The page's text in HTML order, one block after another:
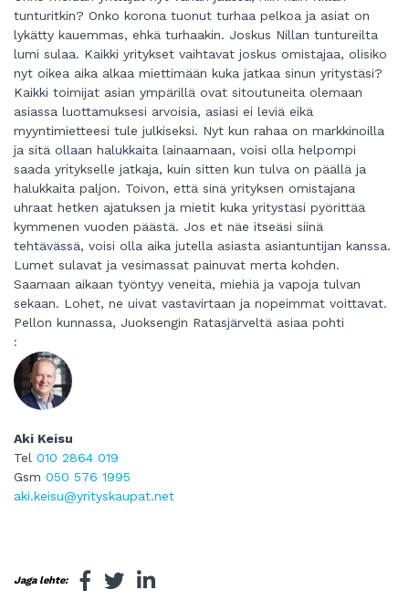
tunturitkin? Onko korona tuonut turhaa pelkoa ja asiat on
lykätty kauemmas, ehkä turhaakin. Joskus Nillan tuntureilta
lumi sulaa. Kaikki yritykset vaihtavat joskus omistajaa, olisiko
nyt oikea aika alkaa miettimään kuka jatkaa sinun yritystäsi?
Kaikki toimijat asian ympärillä ovat sitoutuneita olemaan
asiassa luottamuksesi arvoisia, asiasi ei leviä eikä
myyntimietteesi tule julkiseksi. Nyt kun rahaa on markkinoilla
ja sitä ollaan halukkaita lainaamaan, voisi olla helpompi
saada yritykselle jatkaja, kuin sitten kun tulva on päällä ja
halukkaita paljon. Toivon, että sinä yrityksen omistajana
uhraat hetken ajatuksen ja mietit kuka yritystäsi pyörittää
kymmenen vuoden päästä. Jos et näe itseäsi siinä
tehtävässä, voisi olla aika jutella asiasta asiantuntijan kanssa.
Lumet sulavat ja vesimassat painuvat merta kohden.
Saamaan aikaan työntyy veneitä, miehiä ja vapoja tulvan
sekaan. Lohet, ne uivat vastavirtaan ja nopeimmat voittavat.
Pellon kunnassa, Juoksengin Ratasjärveltä asiaa pohti
:
Aki Keisu
Tel 010 2864 019
Gsm 050 576 1995
aki.keisu@yrityskaupat.net
Jaga lehte: